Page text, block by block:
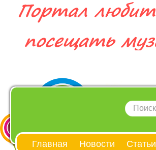
Главная Новости Статьи